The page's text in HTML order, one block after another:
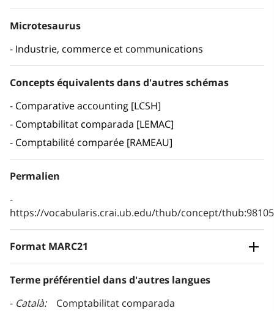
Microtesaurus
Industrie, commerce et communications
Concepts équivalents dans d'autres schémas
Comparative accounting [LCSH]
Comptabilitat comparada [LEMAC]
Comptabilité comparée [RAMEAU]
Permalien
https://vocabularis.crai.ub.edu/thub/concept/
Format MARC21
Terme préférentiel dans d'autres langues
Català
Comptabilitat comparada